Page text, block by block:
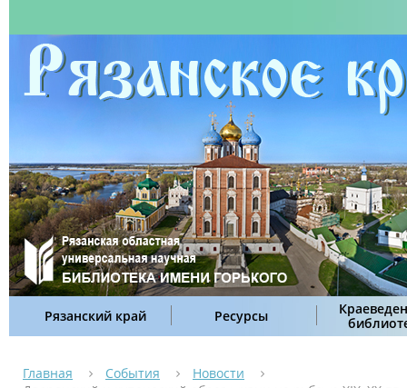
Рязанский край Ресурсы
Главная События
Новости